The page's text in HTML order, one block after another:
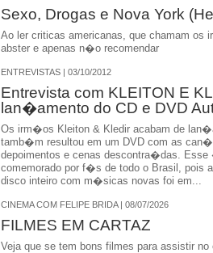
Sexo, Drogas e Nova York
Ao ler criticas americanas, que chamam
abster e apenas n�o recomendar
ENTREVISTAS | 03/10/2012
Entrevista com KLEITON E
lan�amento do CD e DVD
Os irm�os Kleiton & Kledir acabam de
tamb�m resultou em um DVD com as
depoimentos e cenas descontra�das.
comemorado por f�s de todo o Brasil, pois
disco inteiro com m�sicas novas foi em...
CINEMA COM FELIPE BRIDA | 08/07/2026
FILMES EM CARTAZ
Veja que se tem bons filmes para assistir